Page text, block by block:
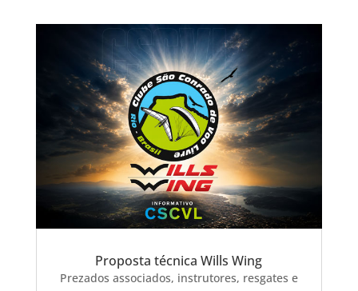
Proposta técnica Wills Wing
Prezados associados, instrutores, resgates e